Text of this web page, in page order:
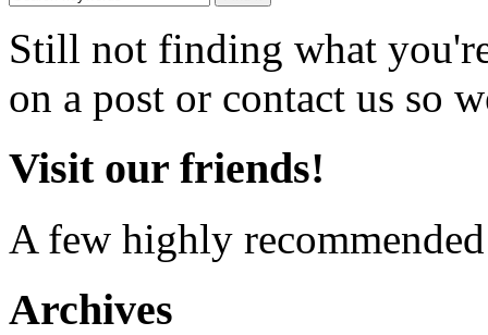
Still not finding what
on a post or contact us so
Visit our friends!
A few highly
Archives